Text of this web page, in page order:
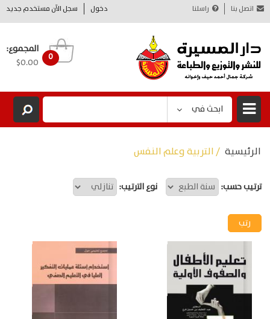
دخول سجل الآن مستخدم جديد اتصل بنا راسلنا
0
المجموع:
$0.00
ابحث في
الرئيسية / التربية وعلم النفس
ترتيب حسب: نوع الترتيب: